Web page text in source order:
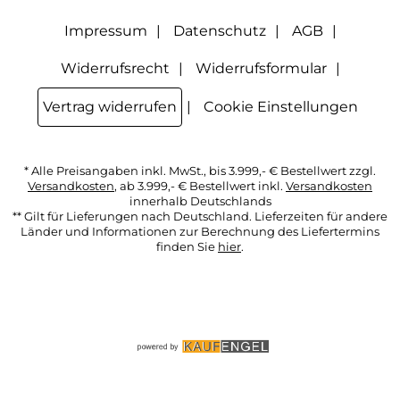
Impressum Datenschutz AGB
Widerrufsrecht Widerrufsformular
Vertrag widerrufen Cookie Einstellungen
* Alle Preisangaben inkl. MwSt., bis 3.999,- € Bestellwert zzgl.
Versandkosten, ab 3.999,- € Bestellwert inkl. Versandkosten
innerhalb Deutschlands
** Gilt für Lieferungen nach Deutschland. Lieferzeiten für andere
Länder und Informationen zur Berechnung des Liefertermins
finden Sie hier.